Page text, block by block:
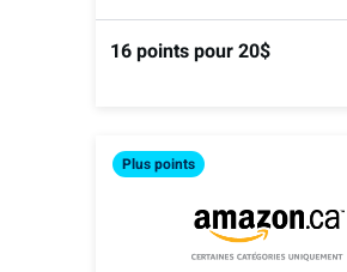
16 pointspour 20$
Pluspoints